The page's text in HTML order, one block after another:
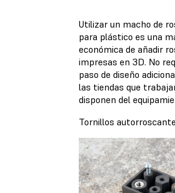
Utilizar un macho de
para plástico es una
económica de añadir
impresas en 3D. No
paso de diseño
las tiendas que
disponen del
Tornillos